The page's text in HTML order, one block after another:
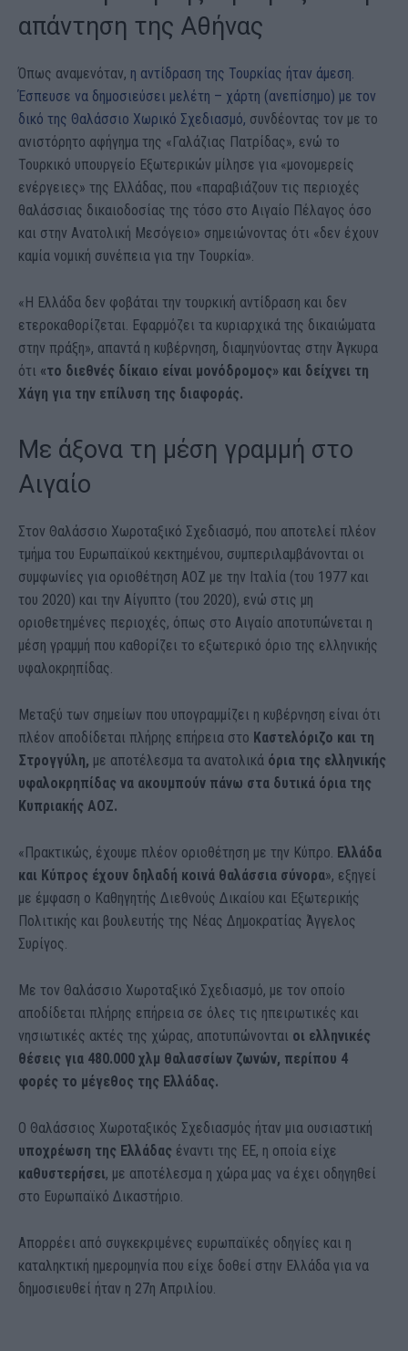
απάντηση της Αθήνας
Όπως αναμενόταν, η αντίδραση της Τουρκίας ήταν άμεση.
Έσπευσε να δημοσιεύσει μελέτη – χάρτη (ανεπίσημο) με τον
δικό της Θαλάσσιο Χωρικό Σχεδιασμό, συνδέοντας τον με το
ανιστόρητο αφήγημα της «Γαλάζιας Πατρίδας», ενώ το
Τουρκικό υπουργείο Εξωτερικών μίλησε για «μονομερείς
ενέργειες» της Ελλάδας, που «παραβιάζουν τις περιοχές
θαλάσσιας δικαιοδοσίας της τόσο στο Αιγαίο Πέλαγος όσο
και στην Ανατολική Μεσόγειο» σημειώνοντας ότι «δεν έχουν
καμία νομική συνέπεια για την Τουρκία».
«Η Ελλάδα δεν φοβάται την τουρκική αντίδραση και δεν
ετεροκαθορίζεται. Εφαρμόζει τα κυριαρχικά της δικαιώματα
στην πράξη», απαντά η κυβέρνηση, διαμηνύοντας στην Άγκυρα
ότι «το διεθνές δίκαιο είναι μονόδρομος» και δείχνει τη
Χάγη για την επίλυση της διαφοράς.
Με άξονα τη μέση γραμμή στο
Αιγαίο
Στον Θαλάσσιο Χωροταξικό Σχεδιασμό, που αποτελεί πλέον
τμήμα του Ευρωπαϊκού κεκτημένου, συμπεριλαμβάνονται οι
συμφωνίες για οριοθέτηση ΑΟΖ με την Ιταλία (του 1977 και
του 2020) και την Αίγυπτο (του 2020), ενώ στις μη
οριοθετημένες περιοχές, όπως στο Αιγαίο αποτυπώνεται η
μέση γραμμή που καθορίζει το εξωτερικό όριο της ελληνικής
υφαλοκρηπίδας.
Μεταξύ των σημείων που υπογραμμίζει η κυβέρνηση είναι ότι
πλέον αποδίδεται πλήρης επήρεια στο Καστελόριζο και τη
Στρογγύλη, με αποτέλεσμα τα ανατολικά όρια της ελληνικής
υφαλοκρηπίδας να ακουμπούν πάνω στα δυτικά όρια της
Κυπριακής ΑΟΖ.
«Πρακτικώς, έχουμε πλέον οριοθέτηση με την Κύπρο. Ελλάδα
και Κύπρος έχουν δηλαδή κοινά θαλάσσια σύνορα», εξηγεί
με έμφαση ο Καθηγητής Διεθνούς Δικαίου και Εξωτερικής
Πολιτικής και βουλευτής της Νέας Δημοκρατίας Άγγελος
Συρίγος.
Με τον Θαλάσσιο Χωροταξικό Σχεδιασμό, με τον οποίο
αποδίδεται πλήρης επήρεια σε όλες τις ηπειρωτικές και
νησιωτικές ακτές της χώρας, αποτυπώνονται οι ελληνικές
θέσεις για 480.000 χλμ θαλασσίων ζωνών, περίπου 4
φορές το μέγεθος της Ελλάδας.
Ο Θαλάσσιος Χωροταξικός Σχεδιασμός ήταν μια ουσιαστική
υποχρέωση της Ελλάδας έναντι της ΕΕ, η οποία είχε
καθυστερήσει, με αποτέλεσμα η χώρα μας να έχει οδηγηθεί
στο Ευρωπαϊκό Δικαστήριο.
Απορρέει από συγκεκριμένες ευρωπαϊκές οδηγίες και η
καταληκτική ημερομηνία που είχε δοθεί στην Ελλάδα για να
δημοσιευθεί ήταν η 27η Απριλίου.